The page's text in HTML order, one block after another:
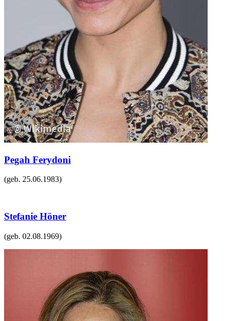
Pegah Ferydoni
(geb. 25.06.1983)
Stefanie Höner
(geb. 02.08.1969)